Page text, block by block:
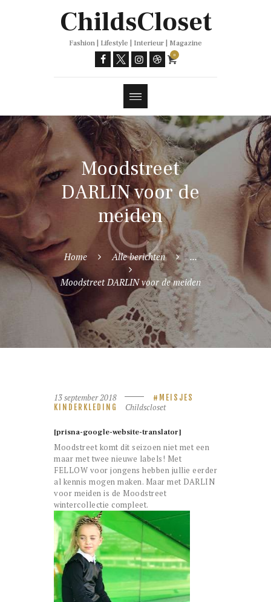
ChildsCloset
Fashion | Lifestyle | Interieur | Magazine
0
Moodstreet
DARLIN voor de
meiden
Home Alle berichten ...
Moodstreet DARLIN voor de meiden
13 september 2018
MEISJES
KINDERKLEDING
Childscloset
[prisna-google-website-translator]
Moodstreet komt dit seizoen niet met een
maar met twee nieuwe labels! Met
FELLOW voor jongens hebben jullie eerder
al kennis mogen maken. Maar met DARLIN
voor meiden is de Moodstreet
wintercollectie compleet.